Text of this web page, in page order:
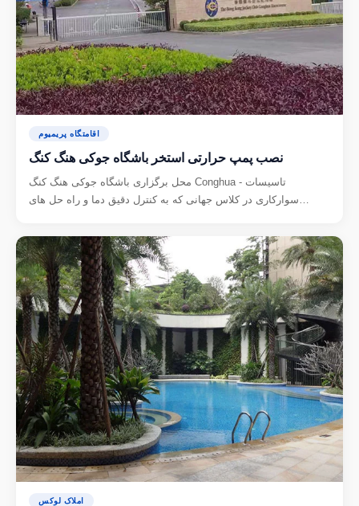
اقامتگاه پریمیوم
نصب پمپ حرارتی استخر باشگاه جوکی هنگ کنگ
محل برگزاری باشگاه جوکی هنگ کنگ Conghua - تاسیسات
سوارکاری در کلاس جهانی که به کنترل دقیق دما و راه حل های
املاک لوکس